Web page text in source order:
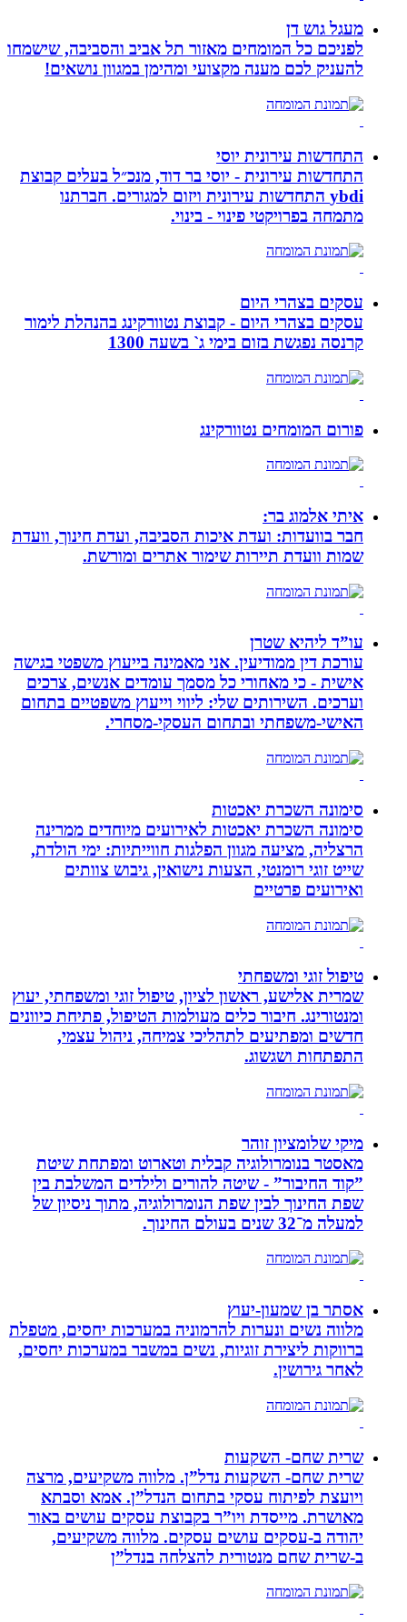
מעגל גוש דן
לפניכם כל המומחים מאזור תל אביב והסביבה, שישמחו
להעניק לכם מענה מקצועי ומהימן במגוון נושאים!
התחדשות עירונית יוסי
התחדשות עירונית - יוסי בר דוד, מנכ״ל בעלים קבוצת
ybdi התחדשות עירונית ויזום למגורים. חברתנו
מתמחה בפרויקטי פינוי - בינוי.
עסקים בצהרי היום
עסקים בצהרי היום - קבוצת נטוורקינג בהנהלת לימור
קרנסה נפגשת בזום בימי ג` בשעה 1300
פורום המומחים נטוורקינג
איתי אלמוג בר:
חבר בוועדות: ועדת איכות הסביבה, ועדת חינוך, וועדת
שמות וועדת תיירות שימור אתרים ומורשת.
עו”ד ליהיא שטרן
עורכת דין ממודיעין. אני מאמינה בייעוץ משפטי בגישה
אישית - כי מאחורי כל מסמך עומדים אנשים, צרכים
וערכים. השירותים שלי: ליווי וייעוץ משפטיים בתחום
האישי-משפחתי ובתחום העסקי-מסחרי.
סימונה השכרת יאכטות
סימונה השכרת יאכטות לאירועים מיוחדים ממרינה
הרצליה, מציעה מגוון הפלגות חווייתיות: ימי הולדת,
שייט זוגי רומנטי, הצעות נישואין, גיבוש צוותים
ואירועים פרטיים
טיפול זוגי ומשפחתי
שמרית אלישע, ראשון לציון, טיפול זוגי ומשפחתי, יעוץ
ומנטורינג. חיבור כלים מעולמות הטיפול, פתיחת כיוונים
חדשים ומפתיעים לתהליכי צמיחה, ניהול עצמי,
התפתחות ושגשוג.
מיקי שלומציון זוהר
מאסטר בנומרולוגיה קבלית וטארוט ומפתחת שיטת
”קוד החיבור” - שיטה להורים ולילדים המשלבת בין
שפת החינוך לבין שפת הנומרולוגיה, מתוך ניסיון של
למעלה מ־32 שנים בעולם החינוך.
אסתר בן שמעון-יעוץ
מלווה נשים ונערות להרמוניה במערכות יחסים, מטפלת
ברווקות ליצירת זוגיות, נשים במשבר במערכות יחסים,
לאחר גירושין.
שרית שחם- השקעות
שרית שחם- השקעות נדל”ן. מלווה משקיעים, מרצה
ויועצת לפיתוח עסקי בתחום הנדל”ן. אמא וסבתא
מאושרת. ‏מייסדת ויו”ר בקבוצת עסקים עושים באור
יהודה‏ ב-‏עסקים עושים עסקים‏. ‏מלווה משקיעים,
ב-‏שרית שחם מנטורית להצלחה בנדל”ן‏